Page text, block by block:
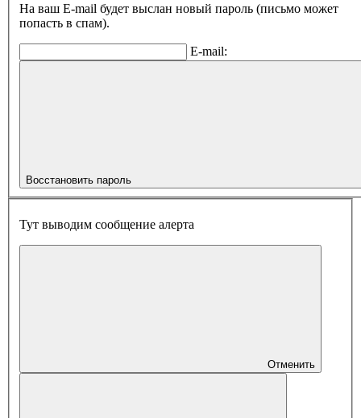
На ваш E-mail будет выслан новый пароль (письмо может
попасть в спам).
E-mail:
Восстановить пароль
Тут выводим сообщение алерта
Отменить